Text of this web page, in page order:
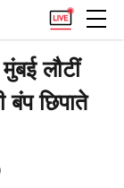
लौटीं
बंप छिपाते